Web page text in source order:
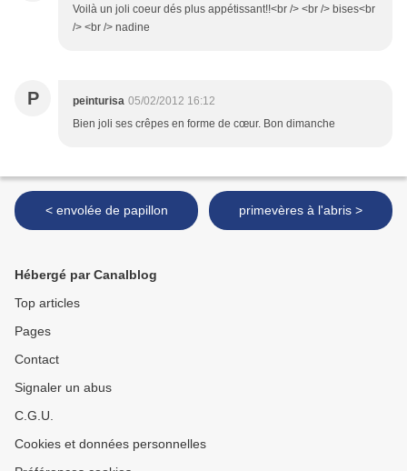
Voilà un joli coeur dés plus appétissant!!<br /> <br /> bises<br
/> <br /> nadine
P peinturisa 05/02/2012 16:12
Bien joli ses crêpes en forme de cœur. Bon dimanche
< envolée de papillon primevères à l'abris >
Hébergé par Canalblog
Top articles
Pages
Contact
Signaler un abus
C.G.U.
Cookies et données personnelles